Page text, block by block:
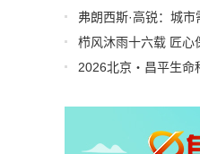
弗朗西斯·高锐：城